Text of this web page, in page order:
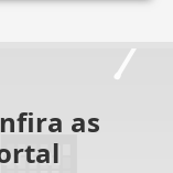
as